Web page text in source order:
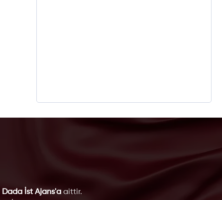
Dada İst Ajans'a aittir.